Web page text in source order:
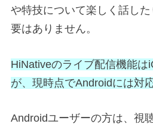
や特技について楽しく話し
要はありません。
HiNativeのライブ配信機能は
が、現時点でAndroidには対
Androidユーザーの方は、視